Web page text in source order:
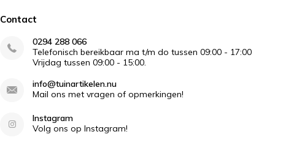
Contact
0294 288 066
Telefonisch bereikbaar ma t/m do tussen 09:00 - 17:00
Vrijdag tussen 09:00 - 15:00.
info@tuinartikelen.nu
Mail ons met vragen of opmerkingen!
Instagram
Volg ons op Instagram!